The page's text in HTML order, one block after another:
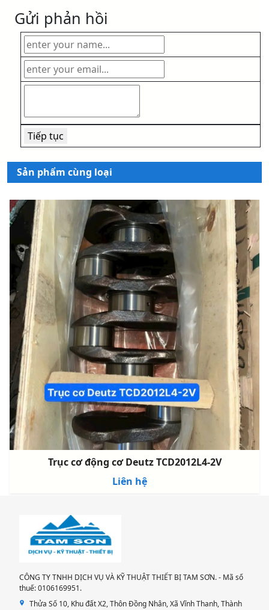
Gửi phản hồi
Sản phẩm cùng loại
Trục cơ động cơ Deutz TCD2012L4-2V
Liên hệ
CÔNG TY TNHH DỊCH VỤ VÀ KỸ THUẬT THIẾT BỊ TAM SƠN. - Mã số
thuế: 0106169951.
Thửa Số 10, Khu đất X2, Thôn Đồng Nhân, Xã Vĩnh Thanh, Thành